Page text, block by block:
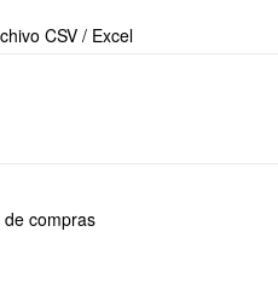
CSV / Excel
compras